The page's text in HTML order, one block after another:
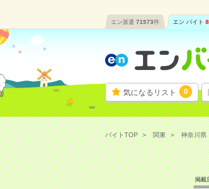
エン派遣 71573件 エン バイト
気になるリスト 0
バイトTOP 関東 神奈川県
掲載